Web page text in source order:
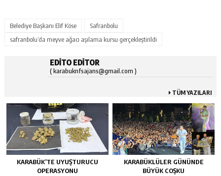
Belediye Başkanı Elif Köse
Safranbolu
safranbolu’da meyve ağacı aşılama kursu gerçekleştirildi
EDITO EDITOR
( karabuknfsajans@gmail.com )
TÜM YAZILARI
KARABÜK’TE UYUŞTURUCU
OPERASYONU
KARABÜKLÜLER GÜNÜNDE
BÜYÜK COŞKU